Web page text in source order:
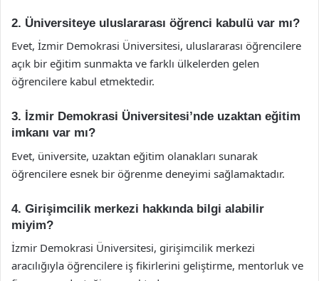
2. Üniversiteye uluslararası öğrenci kabulü var mı?
Evet, İzmir Demokrasi Üniversitesi, uluslararası öğrencilere
açık bir eğitim sunmakta ve farklı ülkelerden gelen
öğrencilere kabul etmektedir.
3. İzmir Demokrasi Üniversitesi’nde uzaktan eğitim
imkanı var mı?
Evet, üniversite, uzaktan eğitim olanakları sunarak
öğrencilere esnek bir öğrenme deneyimi sağlamaktadır.
4. Girişimcilik merkezi hakkında bilgi alabilir
miyim?
İzmir Demokrasi Üniversitesi, girişimcilik merkezi
aracılığıyla öğrencilere iş fikirlerini geliştirme, mentorluk ve